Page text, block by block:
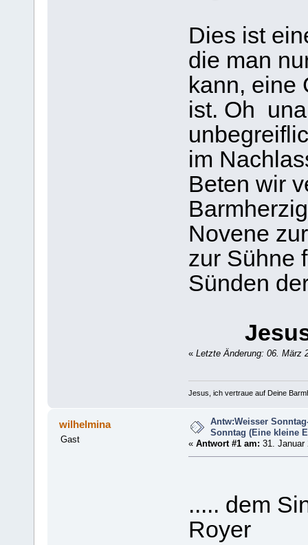
Dies ist
die man
kann, eine
ist. Oh
im
Beten wir
Novene
zur Sühne
Sünden
« Letzte Änderung: 06. März
Jesus, ich vertraue auf Deine
wilhelmina
Gast
Antw:Weisser
Sonntag (Eine kleine
« Antwort #1 am: 31. Januar
..... dem
Royer